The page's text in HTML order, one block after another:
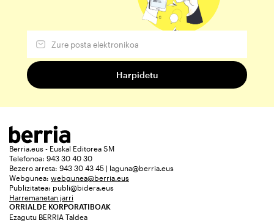
Berria.eus - Euskal Editorea SM
Telefonoa: 943 30 40 30
Bezero arreta: 943 30 43 45 | laguna@berria.eus
Webgunea: webgunea@berria.eus
Publizitatea: publi@bidera.eus
Harremanetan jarri
ORRIALDE KORPORATIBOAK
Ezagutu BERRIA Taldea